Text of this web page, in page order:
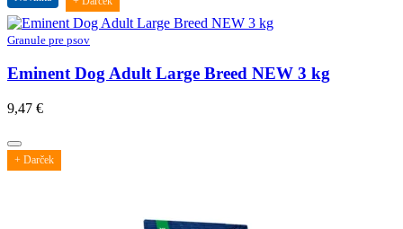
Granule pre psov
Eminent Dog Adult Large Breed NEW 3 kg
9,47 €
+ Darček